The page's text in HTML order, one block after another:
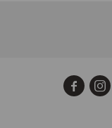
 